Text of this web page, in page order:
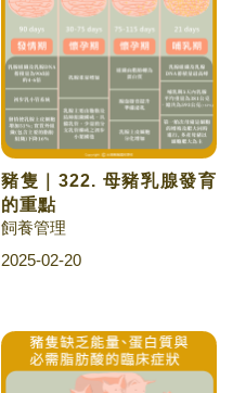
豬隻｜322. 母豬乳腺發育
的重點
飼養管理
2025-02-20